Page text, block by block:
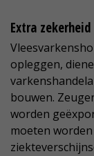
Extra
opleggen,
bouwen.
worden
moeten